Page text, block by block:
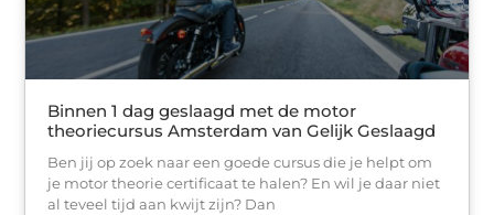
Binnen 1 dag geslaagd met de motor
theoriecursus Amsterdam van Gelijk Geslaagd
Ben jij op zoek naar een goede cursus die je helpt om
je motor theorie certificaat te halen? En wil je daar niet
al teveel tijd aan kwijt zijn? Dan